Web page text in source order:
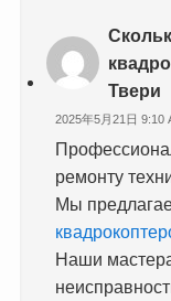
Твери
2025年5月21日 9:10
ремонту
Мы
Наши